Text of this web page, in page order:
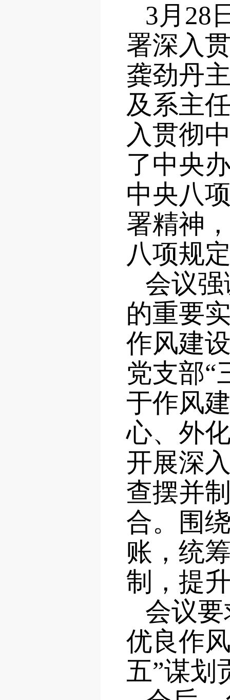
3月28
署深入
龚劲丹
及系主
入贯彻
了中央
中央八
署精神
八项规
会议
的重要
作风建
党支部“
于作风
心、外
开展深
查摆并
合。围
账，统
制，提
会议
优良作
五”谋划